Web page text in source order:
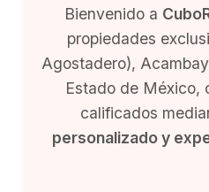
Bienvenido a
propiedades
Agostadero),
Estado de México,
calificados
personalizado y